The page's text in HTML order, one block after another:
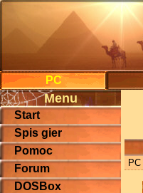
PC
Menu
Start
Spis gier
Pomoc
Forum
DOSBox
PC